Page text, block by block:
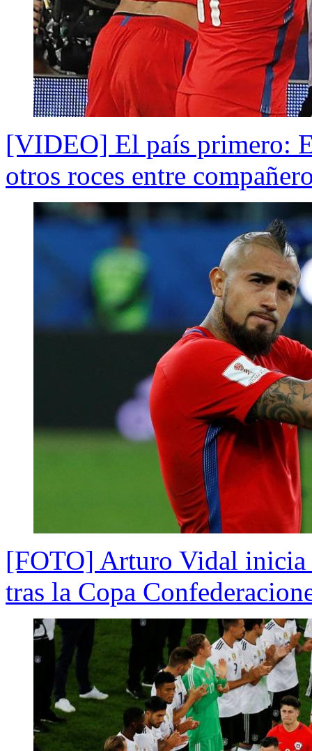
[VIDEO] El país primero:
otros roces entre
[FOTO] Arturo Vidal inicia
tras la Copa